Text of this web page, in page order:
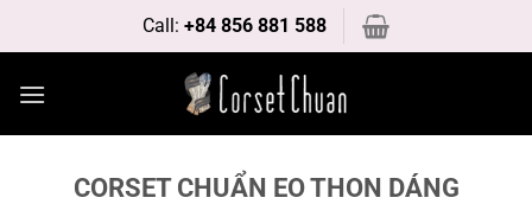
dung
Call: +84 856 881 588
CORSET CHUẨN EO THON DÁNG